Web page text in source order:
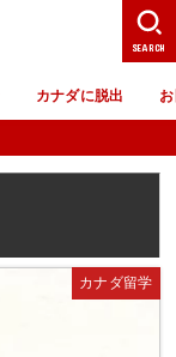
カナダに脱出
SEARCH
カナダ留学